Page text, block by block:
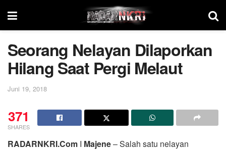
Seorang Nelayan Dilaporkan
Hilang Saat Pergi Melaut
Juni 19, 2018
371
SHARES
RADARNKRI.Com I Majene– Salah satu nelayan